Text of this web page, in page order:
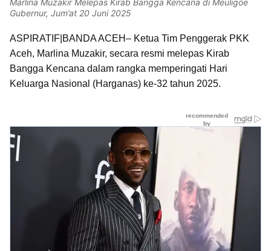
Marlina Muzakir Melepas Kirab Bangga Kencana di Meuligoe
Gubernur, Jum’at 20 Juni 2025
ASPIRATIF|BANDA ACEH– Ketua Tim Penggerak PKK
Aceh, Marlina Muzakir, secara resmi melepas Kirab
Bangga Kencana dalam rangka memperingati Hari
Keluarga Nasional (Harganas) ke-32 tahun 2025.